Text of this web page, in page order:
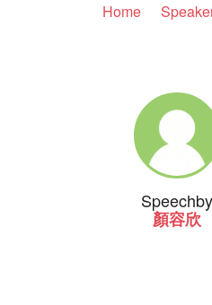
Home
Speechby
顏容欣